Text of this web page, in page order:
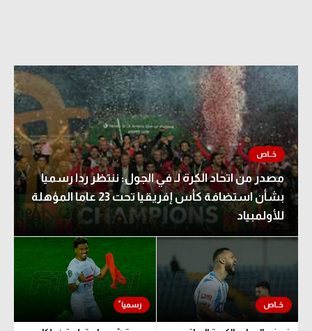
مصدر من اتحاد الكرة لـ في الجول: ننتظر ردا رسميا
بشأن استضافة كأس إفريقيا تحت 23 عاما المؤهلة
للأولمبياد